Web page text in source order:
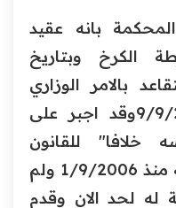
بانه عقيد
الكرخ وبتاريخ
التقاعد بالامر الوزاري
المرقم (8667) في 9/9/2006وقد اجبر على
خلافا" للقانون
والتعليمات وتم ايقاف راتبه منذ 1/9/2006 ولم
له لحد الان وقدم